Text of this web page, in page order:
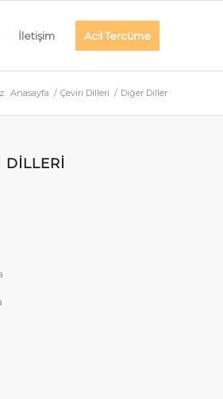
İletişim Acil Tercüme
Anasayfa / Çeviri Dilleri / Diğer Diller
DILLERI